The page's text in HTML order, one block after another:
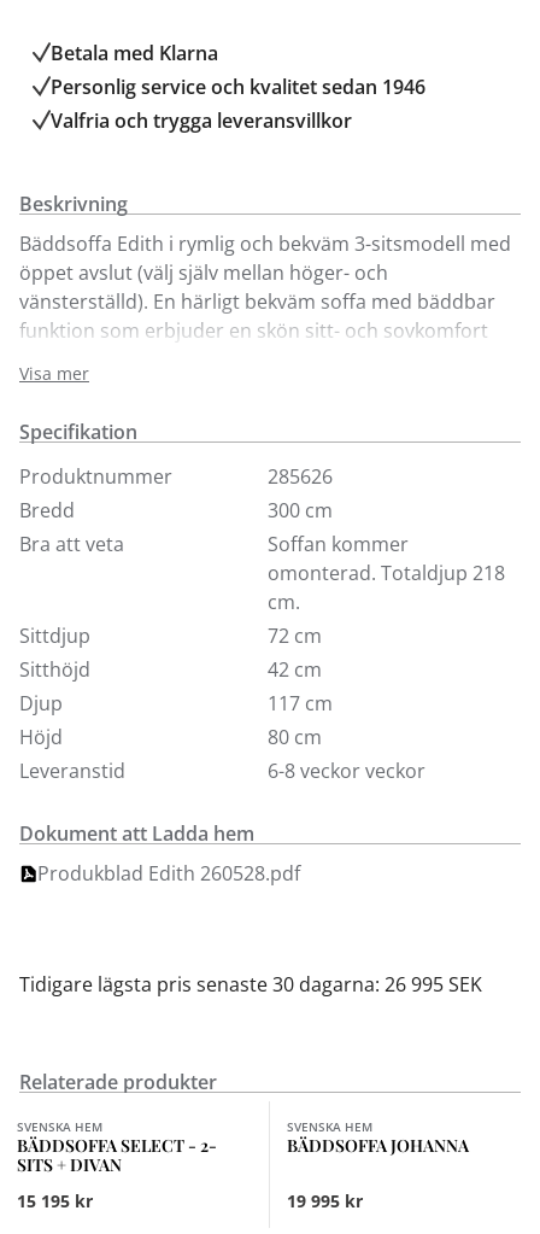
Betala med Klarna
Personlig service och kvalitet sedan 1946
Valfria och trygga leveransvillkor
Beskrivning
Bäddsoffa Edith i rymlig och bekväm 3-sitsmodell med
öppet avslut (välj själv mellan höger- och
vänsterställd). En härligt bekväm soffa med bäddbar
funktion som erbjuder en skön sitt- och sovkomfort
som är enkelt att fälla ut och har praktisk förvaring
under sitsen. Fyra dekorationskuddar medföljer.
Bäddmått: 160 cm. Soffan kommer omonterad.
Visa mer
Specifikation
Produktnummer
285626
Bredd
300 cm
Bra att veta
Soffan kommer
omonterad. Totaldjup 218
cm.
Sittdjup
72 cm
Sitthöjd
42 cm
Djup
117 cm
Höjd
80 cm
Leveranstid
6-8 veckor veckor
Dokument att Ladda hem
Produkblad Edith 260528.pdf
Tidigare lägsta pris senaste 30 dagarna: 26 995 SEK
Relaterade produkter
Finns i fler val (2)
SVENSKA HEM
BÄDDSOFFA SELECT - 2-
SITS + DIVAN
15 195 kr
SVENSKA HEM
BÄDDSOFFA JOHANNA
19 995 kr